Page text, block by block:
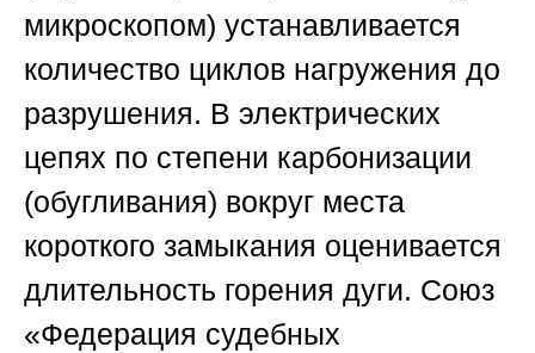
микроскопом) устанавливается
количество циклов нагружения до
разрушения. В электрических
цепях по степени карбонизации
(обугливания) вокруг места
короткого замыкания оценивается
длительность горения дуги. Союз
«Федерация судебных